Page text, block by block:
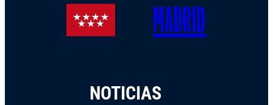
MADRID
NOTICIAS